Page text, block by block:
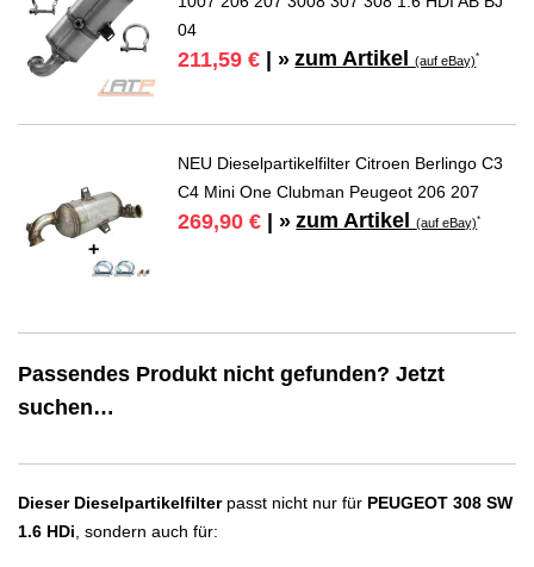
04
211,59 € | » zum Artikel(auf eBay)*
NEU Dieselpartikelfilter Citroen Berlingo C3
C4 Mini One Clubman Peugeot 206 207
269,90 € | » zum Artikel(auf eBay)*
Passendes Produkt nicht gefunden? Jetzt
suchen…
Dieser Dieselpartikelfilterpasst nicht nur für PEUGEOT 308 SW
1.6 HDi, sondern auch für: